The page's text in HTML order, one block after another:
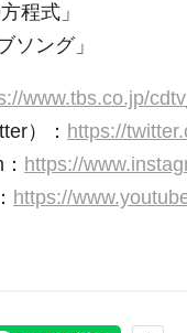
程式」
ソング」
www.tbs.co.jp/
）： https://
https://
https://